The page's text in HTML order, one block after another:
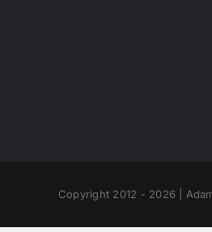
Copyright 2012 - 2026 |